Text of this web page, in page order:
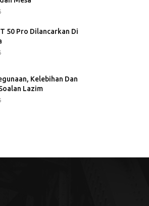
50 Pro Dilancarkan Di
Kelebihan Dan
Lazim